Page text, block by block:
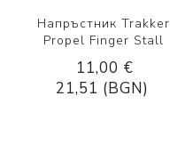
Напръстник Trakker
Propel Finger Stall
11,00 €
21,51 (BGN)